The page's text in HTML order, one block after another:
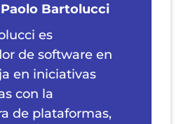
Bartolucci
es
de software en
en iniciativas
con la
de plataformas,